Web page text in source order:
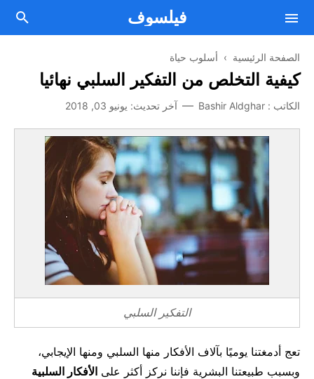
فيلسوف
مقالات فلسفية
علم النفس
الصحة العقلية والنفسية
أسلوب حياة
تطوير الذات
الطريق إلى النجاح
تعليم
Facebook
Twitter
Telegram
Youtube
من نحن
اتصل بنا
اتفاقية الإستخدام
سياسة الخصوصية
الصفحة الرئيسية › أسلوب حياة
كيفية التخلص من التفكير السلبي نهائيا
الكاتب : Bashir Aldghar آخر تحديث: يونيو 03, 2018
التفكير السلبي
تعج أدمغتنا يوميًا بآلاف الأفكار منها السلبي ومنها الإيجابي،
وبسبب طبيعتنا البشرية فإننا نركز أكثر على الأفكار السلبية